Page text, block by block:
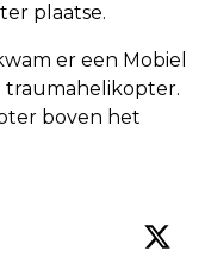
plaatse.
er een Mobiel
traumahelikopter.
boven het